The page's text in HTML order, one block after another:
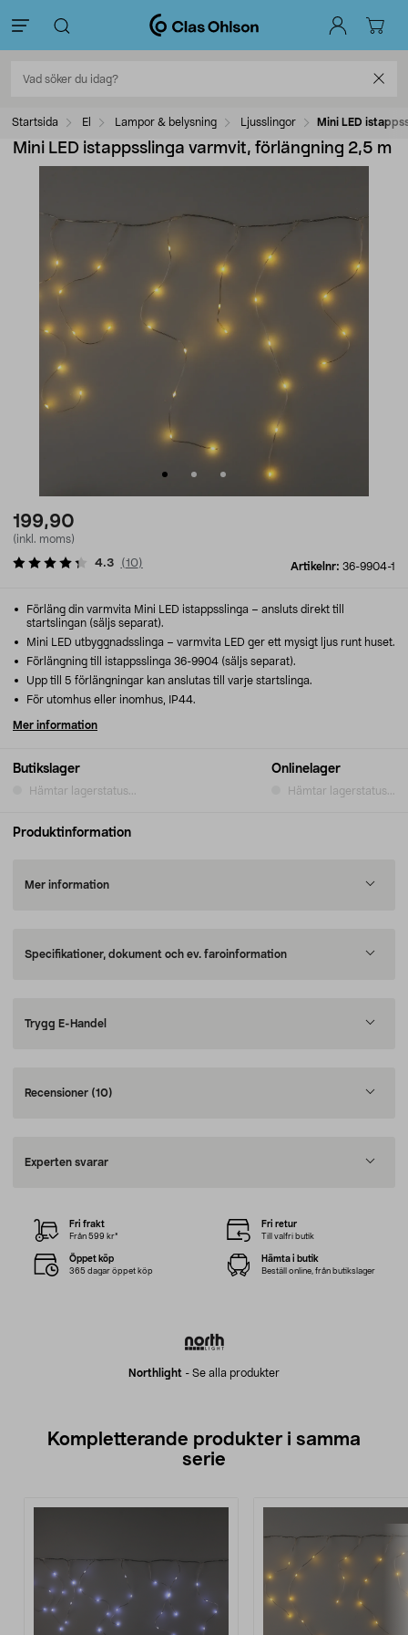
Startsida El Lampor & belysning Ljusslingor Mini LED
Mini LED istappsslinga varmvit, förlängning 2,5 m
199,90
(inkl. moms)
Artikelnr: 36-9904-1
4.3 (10)
Butikslager
Hämtar lagerstatus...
Onlinelager
Hämtar lagerstatus...
Förläng din varmvita Mini LED istappsslinga – ansluts direkt till
startslingan (säljs separat).
Mini LED utbyggnadsslinga – varmvita LED ger ett mysigt ljus runt huset.
Förlängning till istappsslinga 36-9904 (säljs separat).
Upp till 5 förlängningar kan anslutas till varje startslinga.
För utomhus eller inomhus, IP44.
Mer information
Produktinformation
Mer information
Specifikationer, dokument och ev. faroinformation
Trygg E-Handel
Recensioner (10)
Experten svarar
Northlight - Se alla produkter
Fri frakt
Från 599 kr*
Fri retur
Till valfri butik
Öppet köp
365 dagar öppet köp
Hämta i butik
Beställ online, från butikslager
Kompletterande produkter i samma
serie